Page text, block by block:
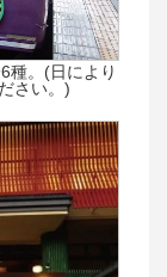
種。(日により
さい。)